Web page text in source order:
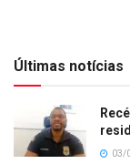
Últimas notícias
03/